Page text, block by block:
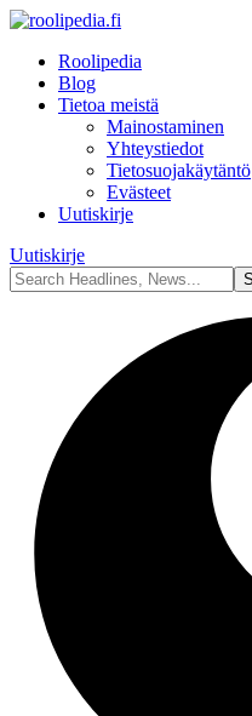
Roolipedia
Blog
Tietoa meistä
Mainostaminen
Yhteystiedot
Tietosuojakäytäntö
Evästeet
Uutiskirje
Uutiskirje